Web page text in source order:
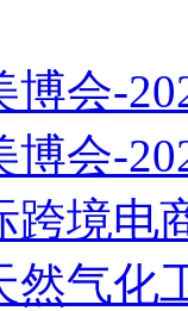
博会-
博会-
跨境电
然气